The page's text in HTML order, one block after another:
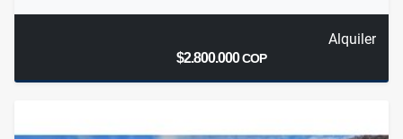
Alquiler
$2.800.000COP